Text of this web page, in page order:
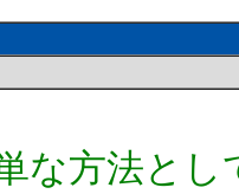
な方法と